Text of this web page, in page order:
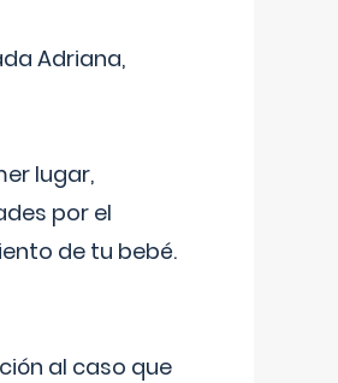
Adriana,
lugar,
por el
de tu bebé.
al caso que